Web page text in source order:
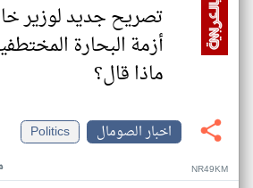
تصريح جديد لوزير
أزمة البحارة
ماذا قال؟
اخبار الصومال
Politics
NR49KM